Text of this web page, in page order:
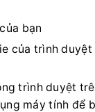
bạn
của trình
trình duyệt
máy tính để